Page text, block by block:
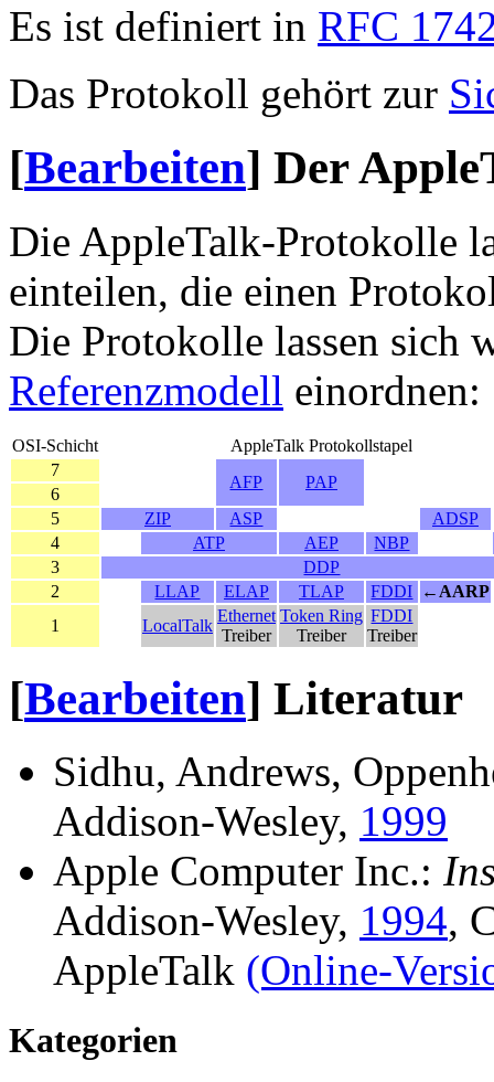
Es ist definiert in RFC
Das Protokoll gehört zur
[Bearbeiten] Der
Die AppleTalk-Protokolle
einteilen, die einen
Die Protokolle lassen sich
Referenzmodell einordnen:
OSI-Schicht
AppleTalk Protokollstapel
7
AFP PAP
6
5
ZIP ASP
ADSP
4
ATP AEP
NBP
3
DDP
2
LLAP ELAP TLAP FDDI ← AARP
1
LocalTalk
Ethernet
Treiber
Token Ring
Treiber
FDDI
Treiber
[Bearbeiten] Literatur
Sidhu, Andrews,
Addison-Wesley, 1999
Apple Computer Inc.:
Addison-Wesley, 1994,
AppleTalk (Online-
Kategorien